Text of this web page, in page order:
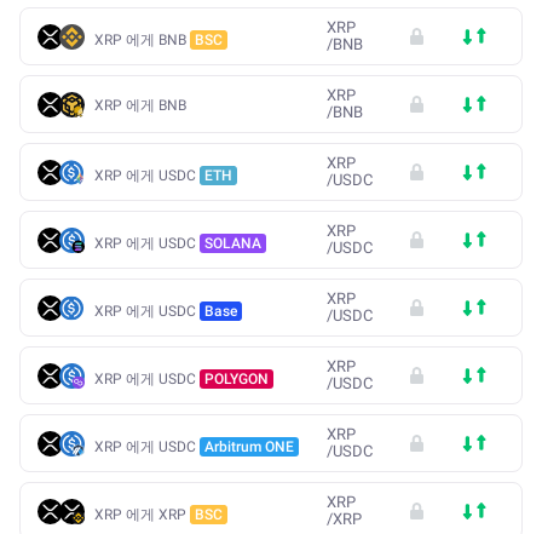
XRP 에게 BNB BSC
XRP
/BNB
XRP 에게 BNB
XRP
/BNB
XRP 에게 USDC ETH
XRP
/USDC
XRP 에게 USDC SOLANA
XRP
/USDC
XRP 에게 USDC Base
XRP
/USDC
XRP 에게 USDC POLYGON
XRP
/USDC
XRP 에게 USDC Arbitrum ONE
XRP
/USDC
XRP 에게 XRP BSC
XRP
/XRP